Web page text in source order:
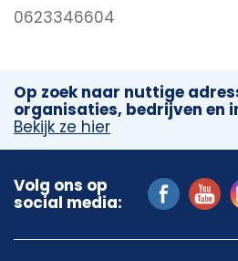
0623346604
Op zoek naar nuttige
organisaties, bedrijven en
Bekijk ze hier
Volg ons op
social media: